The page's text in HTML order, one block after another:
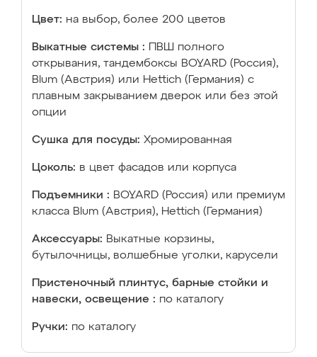
Цвет: на выбор, более 200 цветов
Выкатные системы :
ПВШ полного
открывания, тандембоксы BOYARD (Россия),
Blum (Австрия) или Hettich (Германия) с
плавным закрыванием дверок или без этой
опции
Сушка для посуды: Хромированная
Цоколь: в цвет фасадов или корпуса
Подъемники : BOYARD (Россия) или премиум
класса Blum (Австрия), Hettich (Германия)
Аксессуары: Выкатные корзины,
бутылочницы, волшебные уголки, карусели
Пристеночный плинтус, барные стойки и
навески, освещение : по каталогу
Ручки: по каталогу